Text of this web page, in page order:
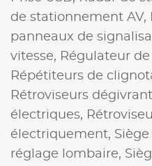
de stationnement AV,
panneaux de
vitesse, Régulateur
Répétiteurs de
Rétroviseurs
électriques,
électriquement,
réglage lombaire,